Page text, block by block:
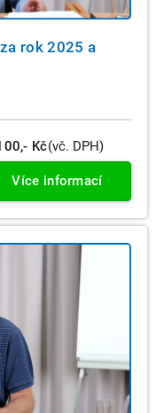
rok 2025 a
Kč(vč. DPH)
Více informací